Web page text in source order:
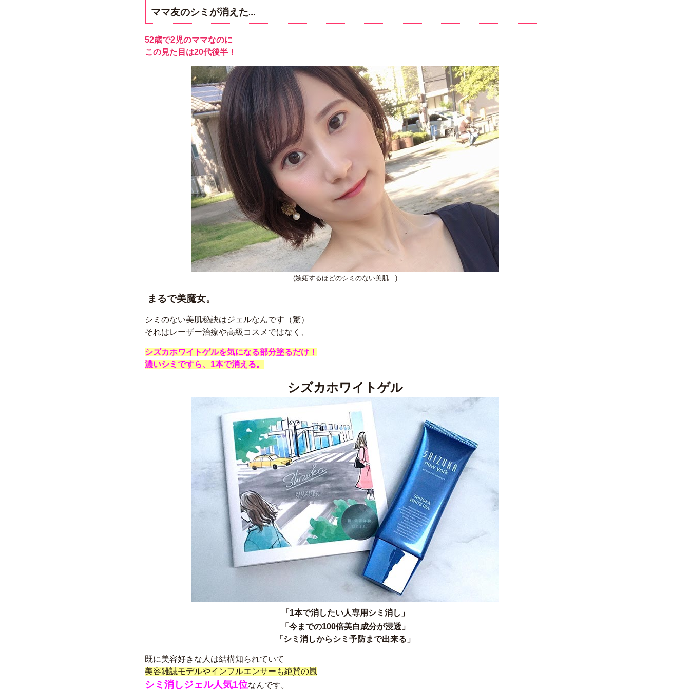
ママ友のシミが消えた...
52歳で2児のママなのに
この見た目は20代後半！
(嫉妬するほどのシミのない美肌…)
まるで美魔女。
シミのない美肌秘訣はジェルなんです（驚）
それはレーザー治療や高級コスメではなく、
シズカホワイトゲルを気になる部分塗るだけ！
濃いシミですら、1本で消える。
シズカホワイトゲル
「1本で消したい人専用シミ消し」
「今までの100倍美白成分が浸透」
「シミ消しからシミ予防まで出来る」
既に美容好きな人は結構知られていて
美容雑誌モデルやインフルエンサーも絶賛の嵐
シミ消しジェル人気1位なんです。